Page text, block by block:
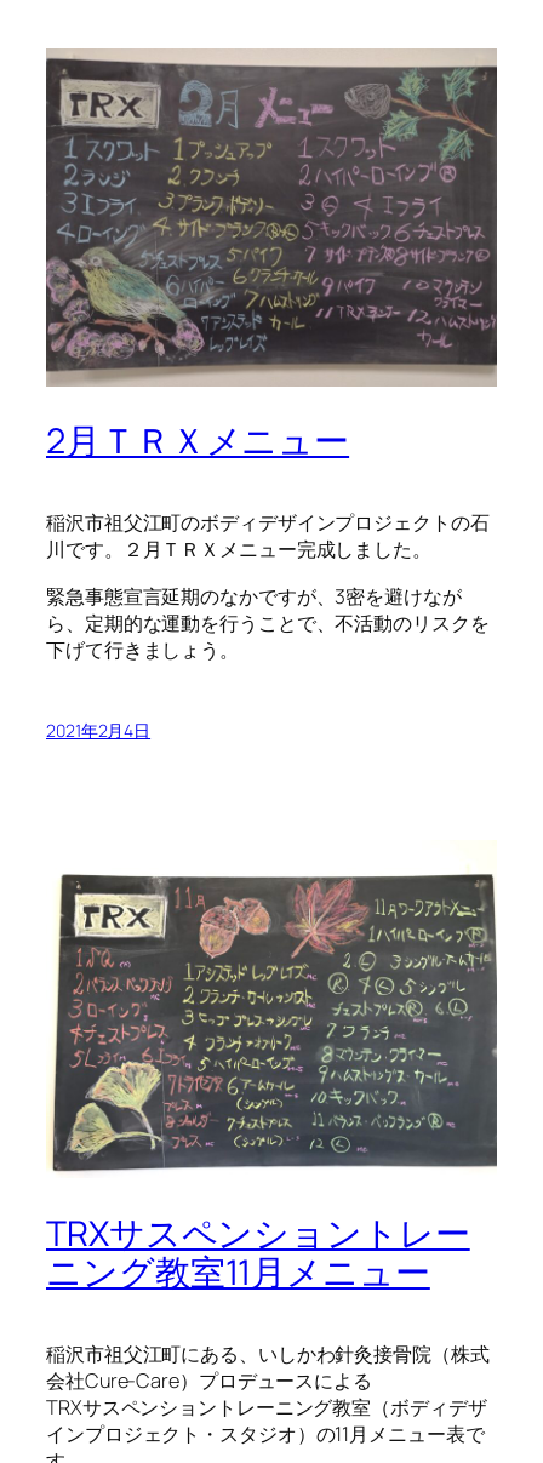
2月ＴＲＸメニュー
稲沢市祖父江町のボディデザインプロジェクトの石
川です。２月ＴＲＸメニュー完成しました。
緊急事態宣言延期のなかですが、3密を避けなが
ら、定期的な運動を行うことで、不活動のリスクを
下げて行きましょう。
2021年2月4日
TRXサスペンショントレー
ニング教室11月メニュー
稲沢市祖父江町にある、いしかわ針灸接骨院（株式
会社Cure-Care）プロデュースによる
TRXサスペンショントレーニング教室（ボディデザ
インプロジェクト・スタジオ）の11月メニュー表で